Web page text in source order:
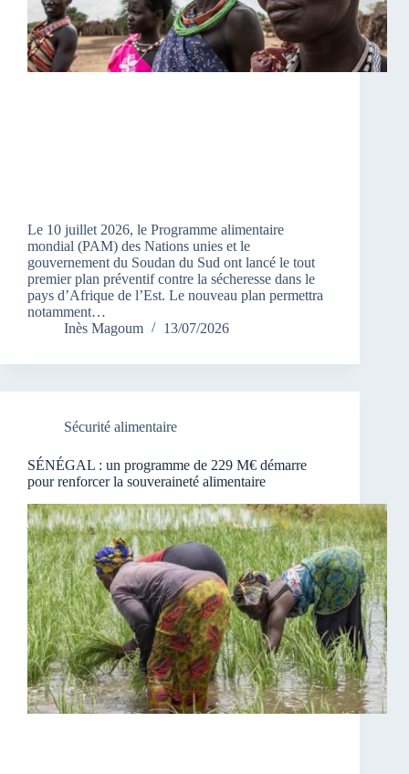
Le 10 juillet 2026, le Programme alimentaire
mondial (PAM) des Nations unies et le
gouvernement du Soudan du Sud ont lancé le tout
premier plan préventif contre la sécheresse dans le
pays d’Afrique de l’Est. Le nouveau plan permettra
notamment…
Inès Magoum
13/07/2026
Sécurité alimentaire
SÉNÉGAL : un programme de 229 M€ démarre
pour renforcer la souveraineté alimentaire